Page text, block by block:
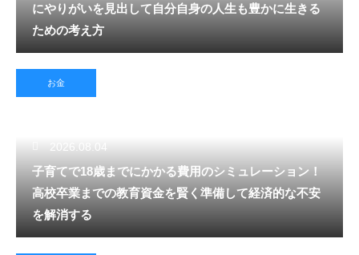
にやりがいを見出して自分自身の人生も豊かに生きる
ための考え方
お金
2026.08.04
子育てで18歳までにかかる費用のシミュレーション！
高校卒業までの教育資金を賢く準備して経済的な不安
を解消する